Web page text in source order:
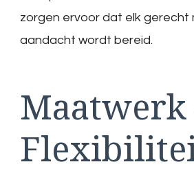
zorgen ervoor dat elk gerecht
aandacht wordt bereid.
Maatwerk